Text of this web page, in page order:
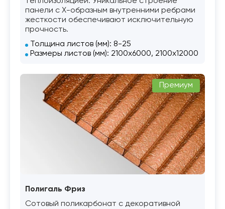
панели с Х-образным внутренними ребрами
жесткости обеспечивают исключительную
прочность.
Толщина листов (мм): 8-25
Размеры листов (мм): 2100х6000, 2100х12000
Премиум
Полигаль Фриз
Сотовый поликарбонат с декоративной